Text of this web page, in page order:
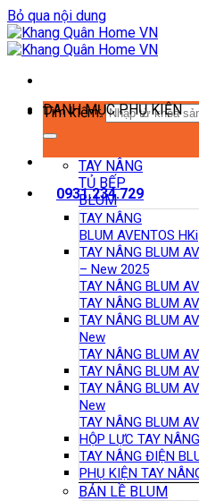
Bỏ qua nội dung
Tìm kiếm:
0931.234.729
DANH MỤC PHỤ KIỆN
TAY NÂNG
TỦ BẾP
BLUM
TAY NÂNG
BLUM AVENTOS HKi
TAY NÂNG BLUM
– New 2025
TAY NÂNG BLUM
TAY NÂNG BLUM
TAY NÂNG BLUM
New
TAY NÂNG BLUM
TAY NÂNG BLUM
TAY NÂNG BLUM
New
TAY NÂNG BLUM
HỘP LỰC TAY
TAY NÂNG ĐIỆN
PHỤ KIỆN TAY
BẢN LỀ BLUM